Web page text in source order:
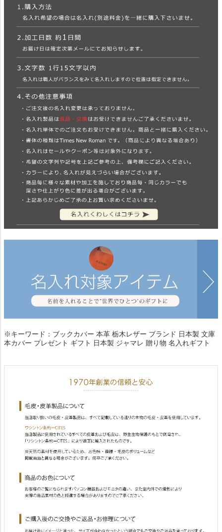
※キーワード：ブックカバー 本革 栃木レザー ブランド 日本製 文庫
本カバー プレゼント ギフト 日本製 ジャマレ 贈り物 名入れギフト